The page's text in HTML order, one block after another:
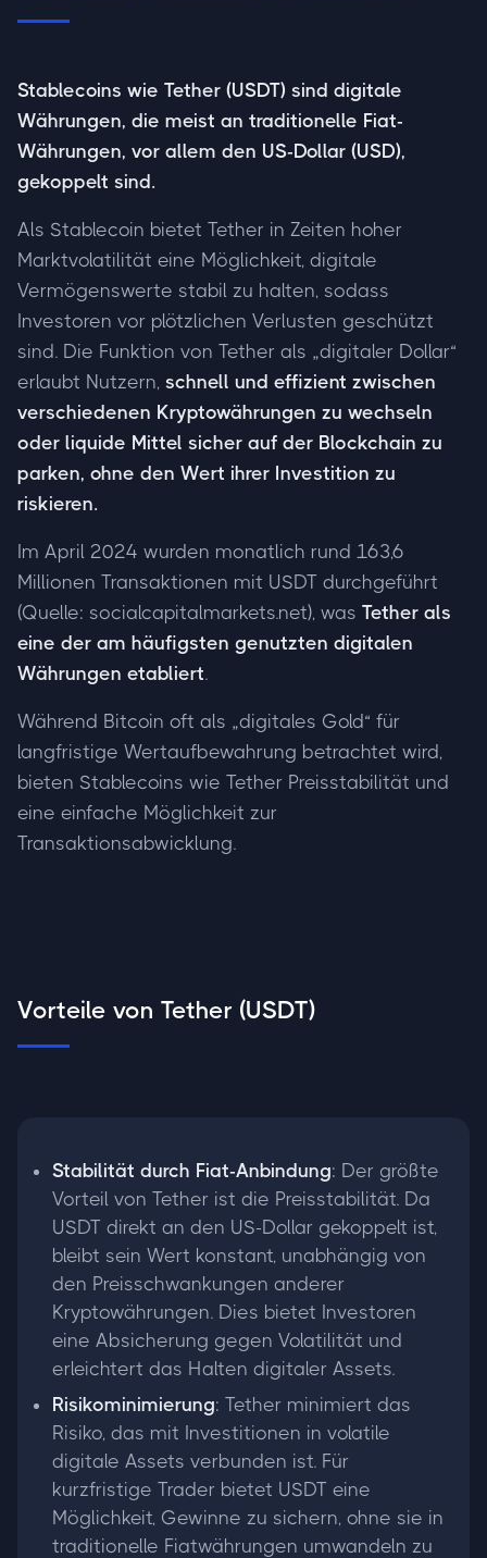
Stablecoins wie Tether (USDT) sind digitale
Währungen, die meist an traditionelle Fiat-
Währungen, vor allem den US-Dollar (USD),
gekoppelt sind.
Als Stablecoin bietet Tether in Zeiten hoher
Marktvolatilität eine Möglichkeit, digitale
Vermögenswerte stabil zu halten, sodass
Investoren vor plötzlichen Verlusten geschützt
sind. Die Funktion von Tether als „digitaler Dollar“
erlaubt Nutzern, schnell und effizient zwischen
verschiedenen Kryptowährungen zu wechseln
oder liquide Mittel sicher auf der Blockchain zu
parken, ohne den Wert ihrer Investition zu
riskieren.
Im April 2024 wurden monatlich rund 163,6
Millionen Transaktionen mit USDT durchgeführt
(Quelle: socialcapitalmarkets.net), was Tether als
eine der am häufigsten genutzten digitalen
Währungen etabliert.
Während Bitcoin oft als „digitales Gold“ für
langfristige Wertaufbewahrung betrachtet wird,
bieten Stablecoins wie Tether Preisstabilität und
eine einfache Möglichkeit zur
Transaktionsabwicklung.
Vorteile von Tether (USDT)
Stabilität durch Fiat-Anbindung: Der größte
Vorteil von Tether ist die Preisstabilität. Da
USDT direkt an den US-Dollar gekoppelt ist,
bleibt sein Wert konstant, unabhängig von
den Preisschwankungen anderer
Kryptowährungen. Dies bietet Investoren
eine Absicherung gegen Volatilität und
erleichtert das Halten digitaler Assets.
Risikominimierung: Tether minimiert das
Risiko, das mit Investitionen in volatile
digitale Assets verbunden ist. Für
kurzfristige Trader bietet USDT eine
Möglichkeit, Gewinne zu sichern, ohne sie in
traditionelle Fiatwährungen umwandeln zu